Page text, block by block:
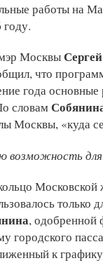
работы на
году.
Москвы
что
года
словам
Москвы, «куда
возможность
Московской
только
, одобренной
городского
к